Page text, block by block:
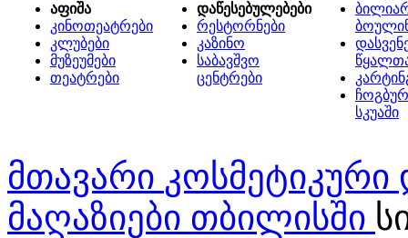
აფიშა
კინოთეატრები
კლუბები
მუზეუმები
თეატრები
დაწესებულებები
რესტორნები
კაზინო
საბავშვო
ცენტრები
სკუაში
მთავარი
მაღაზიები თბილისში